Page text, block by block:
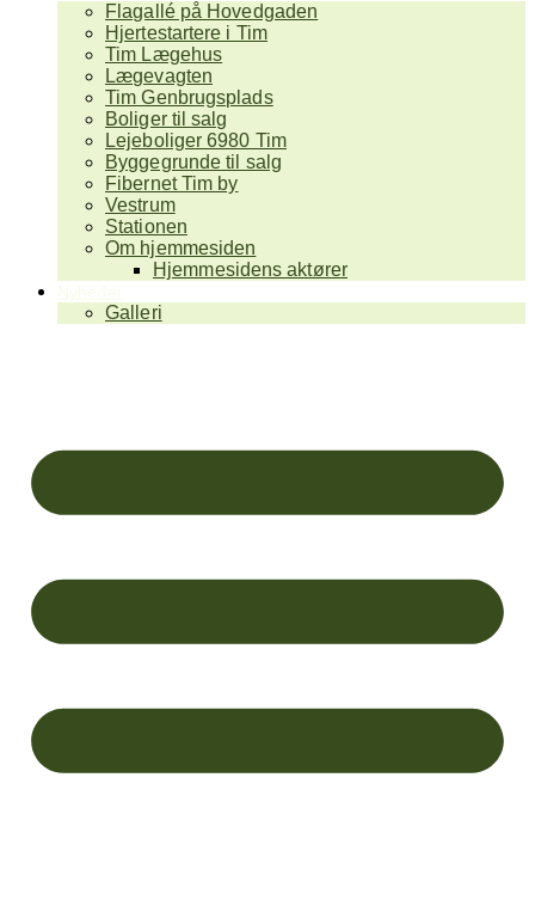
Flagallé på Hovedgaden
Hjertestartere i Tim
Tim Lægehus
Lægevagten
Tim Genbrugsplads
Boliger til salg
Lejeboliger 6980 Tim
Byggegrunde til salg
Fibernet Tim by
Vestrum
Stationen
Om hjemmesiden
Hjemmesidens aktører
Galleri